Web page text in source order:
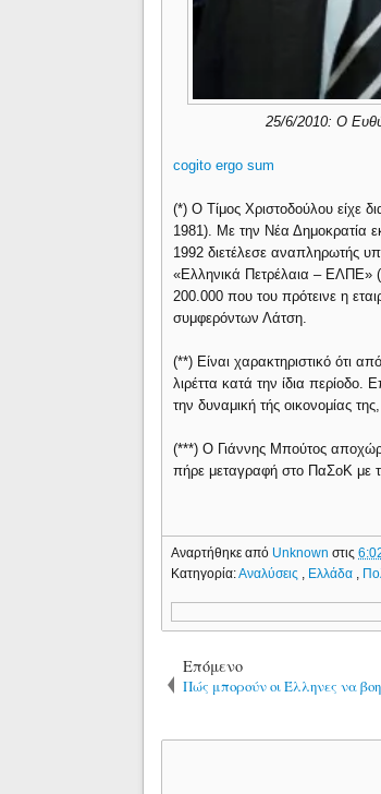
25/6/2010: Ο
cogito ergo sum
(*) Ο Τίμος Χριστοδούλου είχε
1981). Με την Νέα Δημοκρατία
1992 διετέλεσε αναπληρωτής
«Ελληνικά Πετρέλαια – ΕΛΠΕ»
200.000 που του πρότεινε η
συμφερόντων Λάτση.
(**) Είναι χαρακτηριστικό ότι
λιρέττα κατά την ίδια περίοδο.
την δυναμική τής οικονομίας
(***) Ο Γιάννης Μπούτος
πήρε μεταγραφή στο ΠαΣοΚ με
Αναρτήθηκε από Unknownστις
Κατηγορία:Αναλύσεις , Ελλάδα ,
Επόμενο
Πώς μπορούν οι Έλληνες να